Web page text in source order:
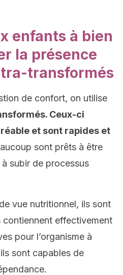
enfants à bien
la présence
transformés
de confort, on utilise
Ceux-ci
et sont rapides et
sont prêts à être
subir de processus
vue nutritionnel, ils sont
contiennent effectivement
pour l’organisme à
sont capables de